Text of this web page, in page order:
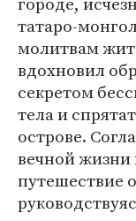
татаро-
молитвам
вдохновил
секретом
тела и
острове.
вечной жизни
путешествие